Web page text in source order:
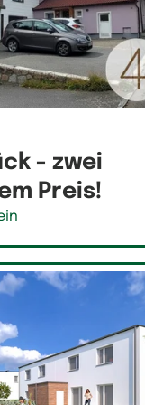
- zwei
Preis!